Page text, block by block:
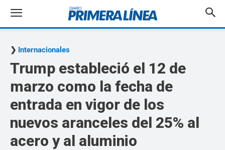
Internacionales
Trump estableció el 12 de
marzo como la fecha de
entrada en vigor de los
nuevos aranceles del 25% al
acero y al aluminio